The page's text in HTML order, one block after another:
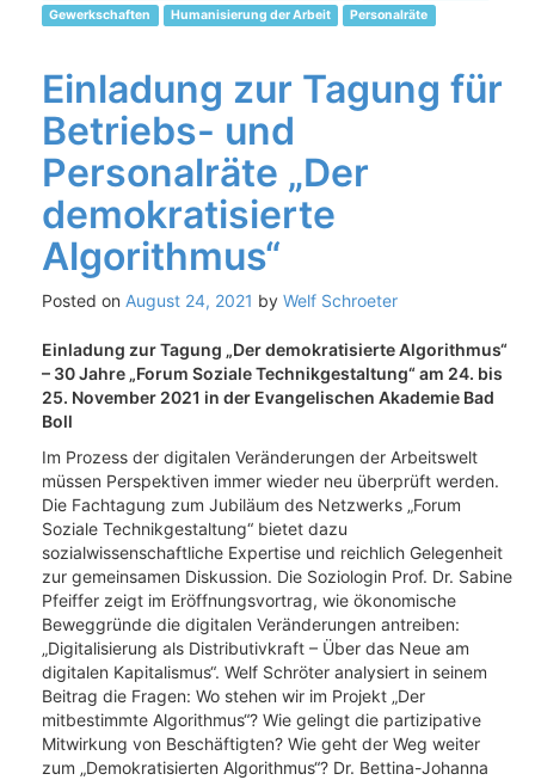
Gewerkschaften
Humanisierung der Arbeit Personalräte
Einladung zur Tagung für
Betriebs- und
Personalräte „Der
demokratisierte
Algorithmus“
Posted on August 24, 2021 by Welf Schroeter
Einladung zur Tagung „Der demokratisierte Algorithmus“
– 30 Jahre „Forum Soziale Technikgestaltung“ am 24. bis
25. November 2021 in der Evangelischen Akademie Bad
Boll
Im Prozess der digitalen Veränderungen der Arbeitswelt
müssen Perspektiven immer wieder neu überprüft werden.
Die Fachtagung zum Jubiläum des Netzwerks „Forum
Soziale Technikgestaltung“ bietet dazu
sozialwissenschaftliche Expertise und reichlich Gelegenheit
zur gemeinsamen Diskussion. Die Soziologin Prof. Dr. Sabine
Pfeiffer zeigt im Eröffnungsvortrag, wie ökonomische
Beweggründe die digitalen Veränderungen antreiben:
„Digitalisierung als Distributivkraft – Über das Neue am
digitalen Kapitalismus“. Welf Schröter analysiert in seinem
Beitrag die Fragen: Wo stehen wir im Projekt „Der
mitbestimmte Algorithmus“? Wie gelingt die partizipative
Mitwirkung von Beschäftigten? Wie geht der Weg weiter
zum „Demokratisierten Algorithmus“? Dr. Bettina-Johanna